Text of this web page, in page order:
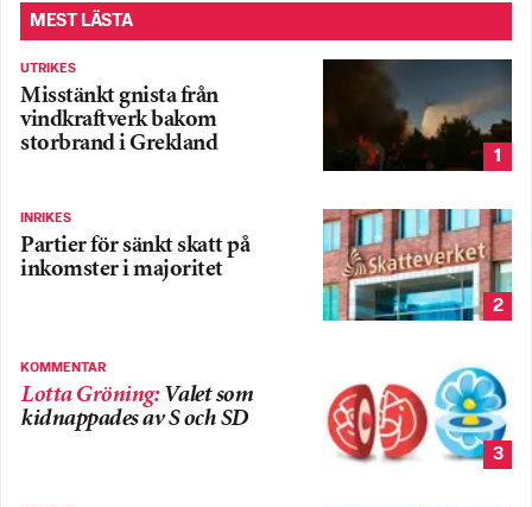
MEST LÄSTA
UTRIKES
Misstänkt gnista från
vindkraftverk bakom
storbrand i Grekland
1
INRIKES
Partier för sänkt skatt på
inkomster i majoritet
2
KOMMENTAR
Lotta Gröning: Valet som
kidnappades av S och SD
3